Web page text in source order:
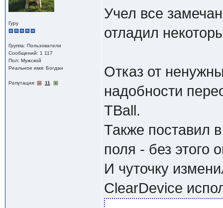
Гуру
Группа: Пользователи
Сообщений: 1 117
Пол: Мужской
Реальное имя: Богдан
Репутация: 11
Учел все
отладил
Отказ от
надобности
TBall.
Также поставил
поля - без этого
И чуточку
ClearDevice